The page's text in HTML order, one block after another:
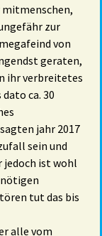
zur
von
geraten,
ihr verbreitetes
ca. 30
jahr 2017
sein und
jedoch ist wohl
tut das bis
alle vom